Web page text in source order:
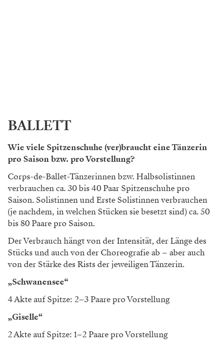
BALLETT
Wie viele Spitzenschuhe (ver)braucht eine Tänzerin
pro Saison bzw. pro Vorstellung?
Corps-de-Ballet-Tänzerinnen bzw. Halbsolistinnen
verbrauchen ca. 30 bis 40 Paar Spitzenschuhe pro
Saison. Solistinnen und Erste Solistinnen verbrauchen
(je nachdem, in welchen Stücken sie besetzt sind) ca. 50
bis 80 Paare pro Saison.
Der Verbrauch hängt von der Intensität, der Länge des
Stücks und auch von der Choreografie ab – aber auch
von der Stärke des Rists der jeweiligen Tänzerin.
„Schwanensee“
4 Akte auf Spitze: 2–3 Paare pro Vorstellung
„Giselle“
2 Akte auf Spitze: 1–2 Paare pro Vorstellung